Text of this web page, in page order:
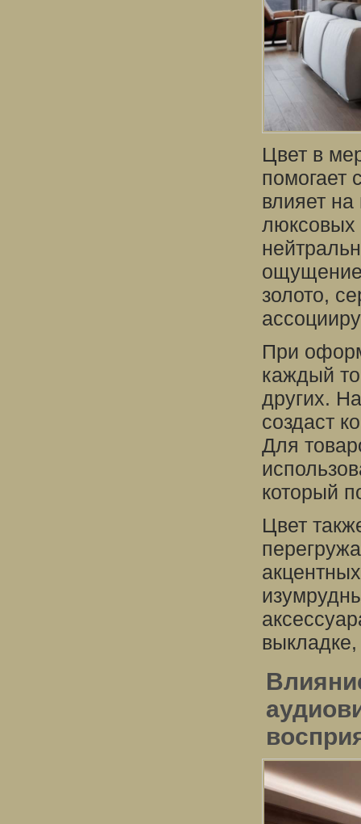
Цвет в
помогает
влияет
люксовых
ощущение
золото,
При
каждый
других.
создаст
Для
который
Цвет